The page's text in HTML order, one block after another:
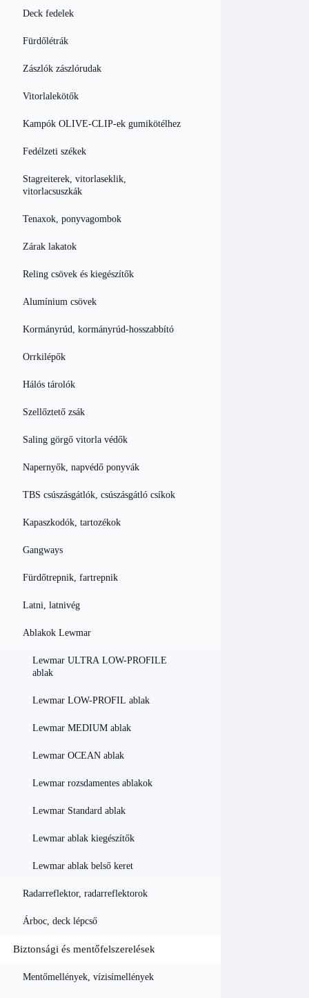
Deck fedelek
Fürdőlétrák
Zászlók zászlórudak
Vitorlalekötők
Kampók OLIVE-CLIP-ek gumikötélhez
Fedélzeti székek
Stagreiterek, vitorlaseklik,
vitorlacsuszkák
Tenaxok, ponyvagombok
Zárak lakatok
Reling csövek és kiegészítők
Alumínium csövek
Kormányrúd, kormányrúd-hosszabbító
Orrkilépők
Hálós tárolók
Szellőztető zsák
Saling görgő vitorla védők
Napernyők, napvédő ponyvák
TBS csúszásgátlók, csúszásgátló csíkok
Kapaszkodók, tartozékok
Gangways
Fürdőtrepnik, fartrepnik
Latni, latnivég
Ablakok Lewmar
Lewmar ULTRA LOW-PROFILE
ablak
Lewmar LOW-PROFIL ablak
Lewmar MEDIUM ablak
Lewmar OCEAN ablak
Lewmar rozsdamentes ablakok
Lewmar Standard ablak
Lewmar ablak kiegészítők
Lewmar ablak belső keret
Radarreflektor, radarreflektorok
Árboc, deck lépcső
Biztonsági és mentőfelszerelések
Mentőmellények, vízisímellények